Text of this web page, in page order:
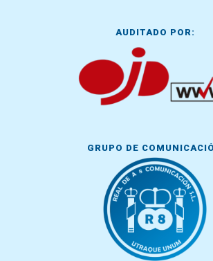
AUDITADO POR:
GRUPO DE